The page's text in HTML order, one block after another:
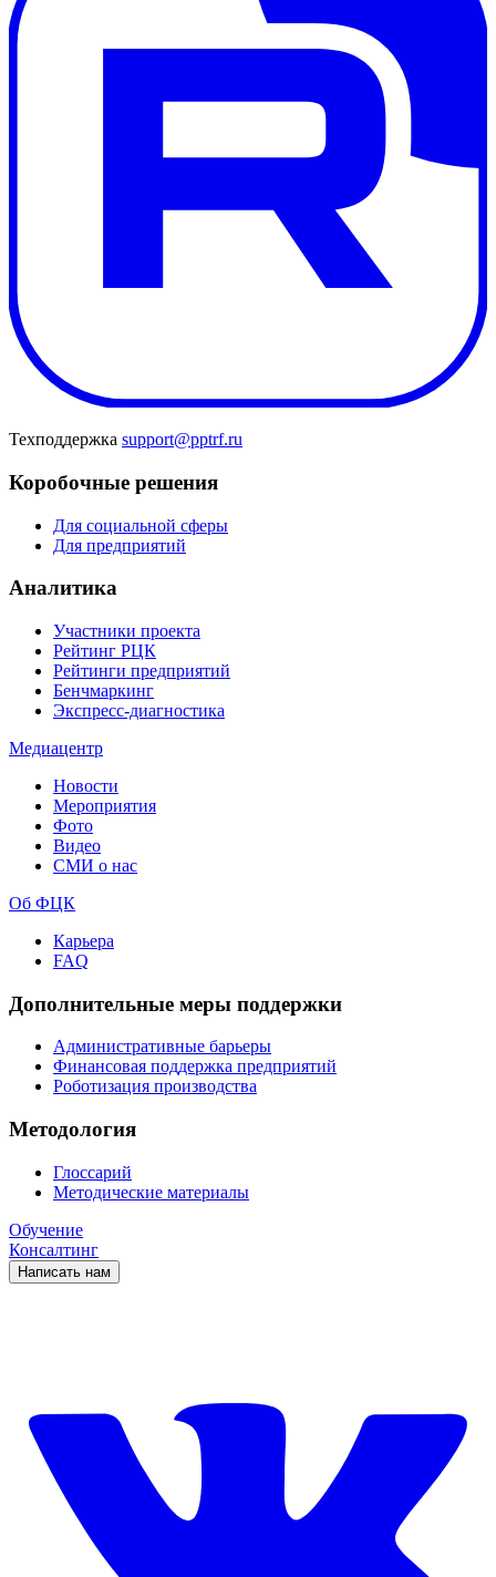
Техподдержка support@pptrf.ru
Коробочные решения
Для социальной сферы
Для предприятий
Аналитика
Участники проекта
Рейтинг РЦК
Рейтинги предприятий
Бенчмаркинг
Экспресс-диагностика
Медиацентр
Новости
Мероприятия
Фото
Видео
СМИ о нас
Об ФЦК
Карьера
FAQ
Дополнительные меры поддержки
Административные барьеры
Финансовая поддержка предприятий
Роботизация производства
Методология
Глоссарий
Методические материалы
Обучение
Консалтинг
Написать нам